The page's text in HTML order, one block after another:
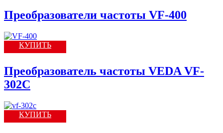
Преобразователи частоты VF-400
КУПИТЬ
Преобразователь частоты VEDA VF-
302C
КУПИТЬ